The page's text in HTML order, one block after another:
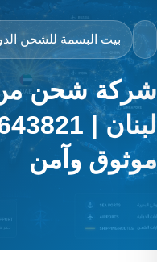
بيت البسمة للشحن
شركة شحن من
موثوق وآمن